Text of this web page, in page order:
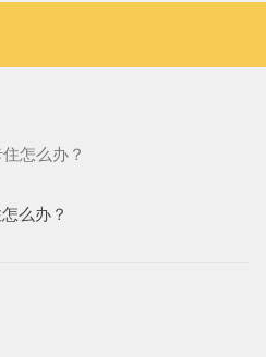
么办？